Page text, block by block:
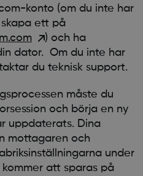
konto (om du inte har
ett på
) och ha
dator. Om du inte har
du teknisk support.
måste du
och börja en ny
uppdaterats. Dina
mottagaren och
under
att sparas på